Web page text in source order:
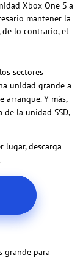
Xbox One S a
mantener la
lo contrario, el
sectores
unidad grande a
arranque. Y más,
la unidad SSD,
lugar, descarga
grande para